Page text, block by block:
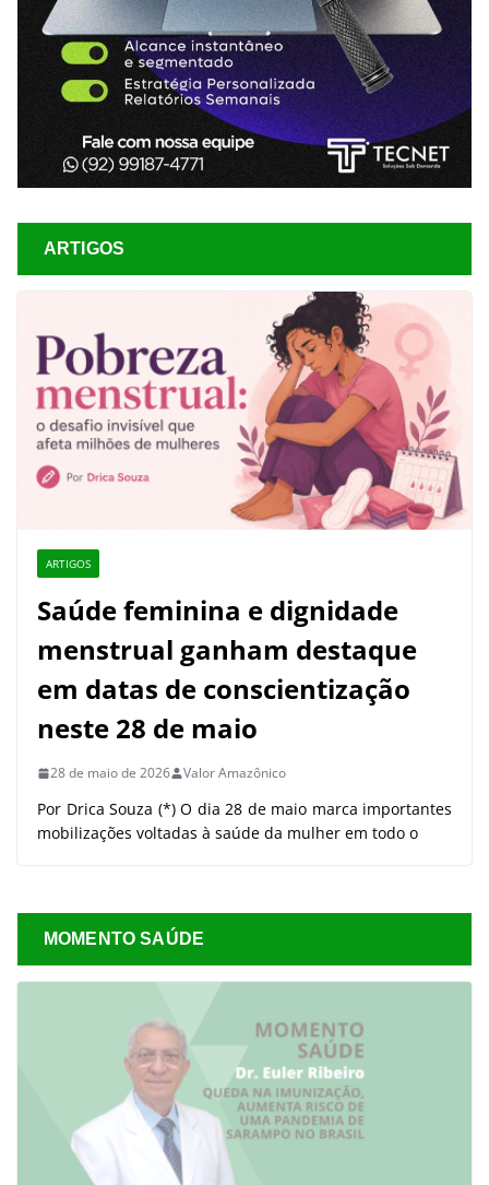
ARTIGOS
ARTIGOS
Saúde feminina e dignidade
menstrual ganham destaque
em datas de conscientização
neste 28 de maio
28 de maio de 2026 Valor Amazônico
Por Drica Souza (*) O dia 28 de maio marca importantes
mobilizações voltadas à saúde da mulher em todo o
MOMENTO SAÚDE